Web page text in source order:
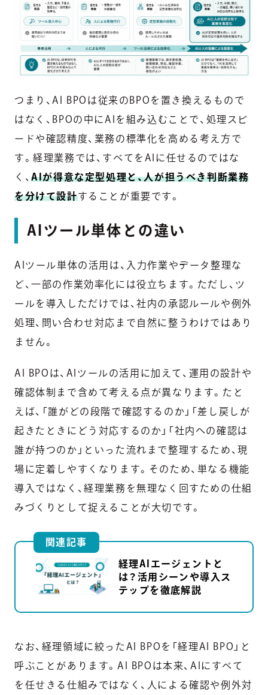
つまり、AI BPOは従来のBPOを置き換えるもので
はなく、BPOの中にAIを組み込むことで、処理スピ
ードや確認精度、業務の標準化を高める考え方で
す。経理業務では、すべてをAIに任せるのではな
く、AIが得意な定型処理と、人が担うべき判断業務
を分けて設計することが重要です。
AIツール単体との違い
AIツール単体の活用は、入力作業やデータ整理な
ど、一部の作業効率化には役立ちます。ただし、ツ
ールを導入しただけでは、社内の承認ルールや例外
処理、問い合わせ対応まで自然に整うわけではあり
ません。
AI BPOは、AIツールの活用に加えて、運用の設計や
確認体制まで含めて考える点が異なります。たと
えば、「誰がどの段階で確認するのか」「差し戻しが
起きたときにどう対応するのか」「社内への確認は
誰が持つのか」といった流れまで整理するため、現
場に定着しやすくなります。そのため、単なる機能
導入ではなく、経理業務を無理なく回すための仕組
みづくりとして捉えることが大切です。
関連記事
経理AIエージェントと
は？活用シーンや導入ス
テップを徹底解説
なお、経理領域に絞ったAI BPOを「経理AI BPO」と
呼ぶことがあります。AI BPOは本来、AIにすべて
を任せきる仕組みではなく、人による確認や例外対